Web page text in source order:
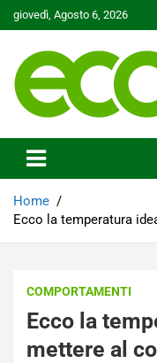
Skip
to
giovedì, Agosto 6, 2026
Ecoo.it
Home
Ecco la temperatura
COMPORTAMENTI
Ecco la
mettere al